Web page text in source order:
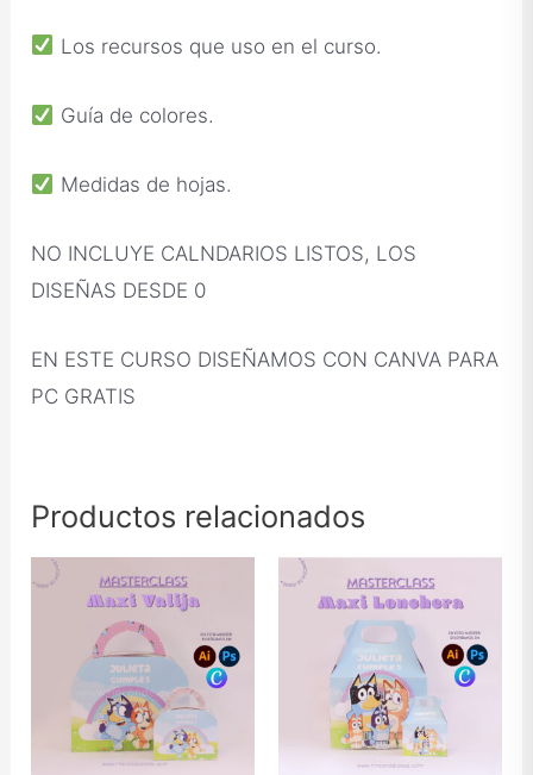
Los recursos que uso en el curso.
Guía de colores.
Medidas de hojas.
NO INCLUYE CALNDARIOS LISTOS, LOS
DISEÑAS DESDE 0
EN ESTE CURSO DISEÑAMOS CON CANVA PARA
PC GRATIS
Productos relacionados